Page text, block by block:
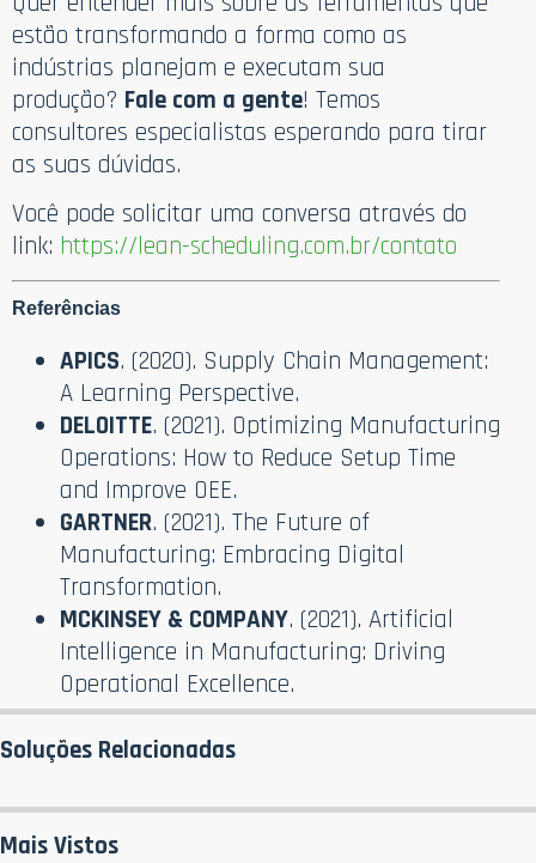
estão transformando a forma como as
indústrias planejam e executam sua
produção? Fale com a gente! Temos
consultores especialistas esperando para tirar
as suas dúvidas.
Você pode solicitar uma conversa através do
link: https://lean-scheduling.com.br/contato
Referências
APICS. (2020). Supply Chain Management:
A Learning Perspective.
DELOITTE. (2021). Optimizing Manufacturing
Operations: How to Reduce Setup Time
and Improve OEE.
GARTNER. (2021). The Future of
Manufacturing: Embracing Digital
Transformation.
MCKINSEY & COMPANY. (2021). Artificial
Intelligence in Manufacturing: Driving
Operational Excellence.
Soluções Relacionadas
Mais Vistos